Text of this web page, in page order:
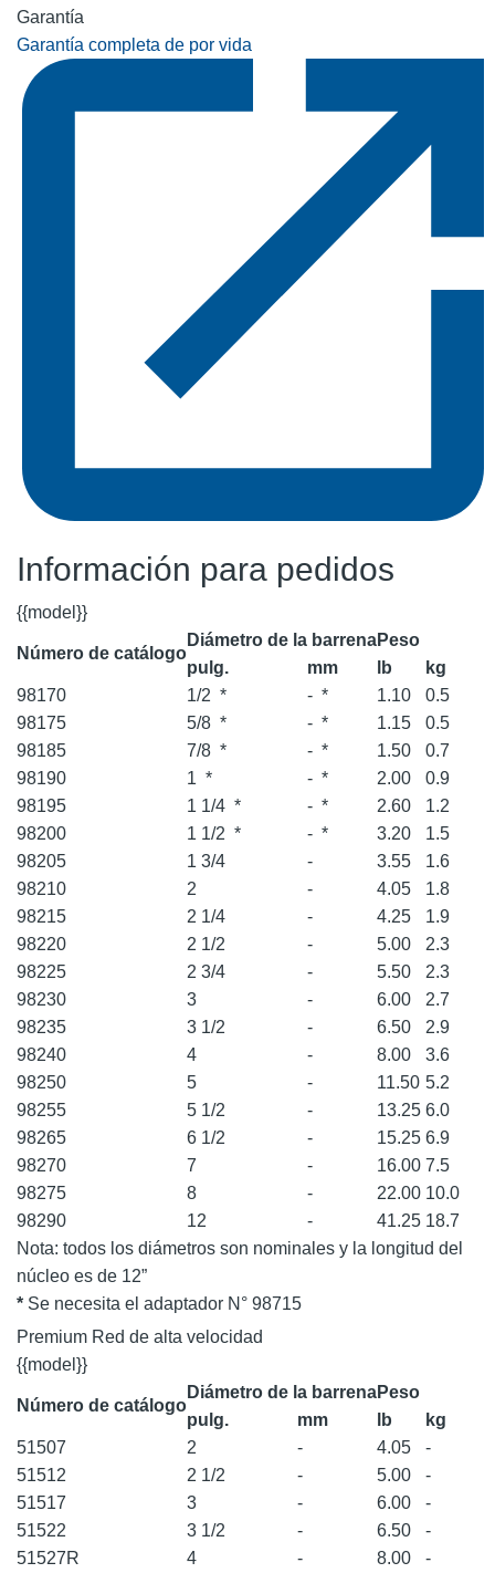
Garantía
Garantía completa de por vida
Información para pedidos
{{model}}
Número de catálogo
Diámetro de la barrenaPeso
pulg.
mm lb
kg
98170
1/2 * - * 1.10
0.5
98175
5/8 * - * 1.15
0.5
98185
7/8 * - * 1.50
0.7
98190
1 * - * 2.00
0.9
98195
1 1/4 * - * 2.60
1.2
98200
1 1/2 * - * 3.20
1.5
98205
1 3/4 - 3.55
1.6
98210
2 - 4.05
1.8
98215
2 1/4 - 4.25
1.9
98220
2 1/2 - 5.00
2.3
98225
2 3/4 - 5.50
2.3
98230
3 - 6.00
2.7
98235
3 1/2 - 6.50
2.9
98240
4 - 8.00
3.6
98250
5 - 11.50 5.2
98255
5 1/2 - 13.25 6.0
98265
6 1/2 - 15.25 6.9
98270
7 - 16.00 7.5
98275
8 - 22.00 10.0
98290
12 - 41.25 18.7
Nota: todos los diámetros son nominales y la longitud del
núcleo es de 12”
* Se necesita el adaptador N° 98715
Premium Red de alta velocidad
{{model}}
Número de catálogo
Diámetro de la barrenaPeso
pulg.
mm lb
kg
51507
2 - 4.05
-
51512
2 1/2 - 5.00
-
51517
3 - 6.00
-
51522
3 1/2 - 6.50
-
51527R
4 - 8.00 -